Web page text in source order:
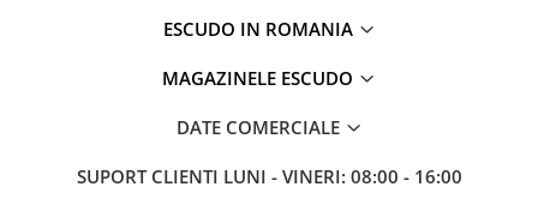
ESCUDO IN ROMANIA
MAGAZINELE ESCUDO
DATE COMERCIALE
SUPORT CLIENTI LUNI - VINERI: 08:00 - 16:00